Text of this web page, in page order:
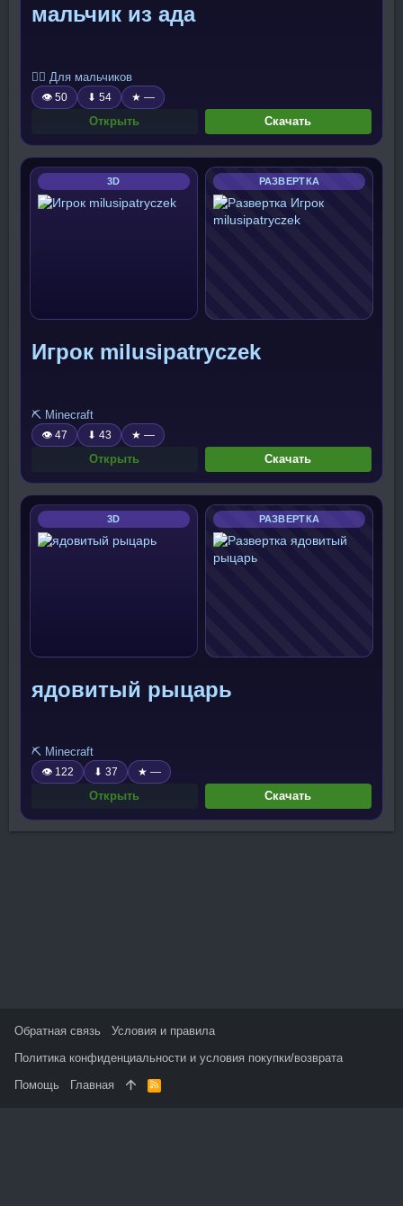
мальчик из ада
🧍‍♂️ Для мальчиков
👁 50 ⬇ 54 ★ —
Открыть Скачать
3D РАЗВЕРТКА
Игрок milusipatryczek
⛏️ Minecraft
👁 47 ⬇ 43 ★ —
Открыть Скачать
3D РАЗВЕРТКА
ядовитый рыцарь
⛏️ Minecraft
👁 122 ⬇ 37 ★ —
Открыть Скачать
Обратная связь
Условия и правила
Политика конфиденциальности и условия покупки/возврата
Помощь
Главная
R